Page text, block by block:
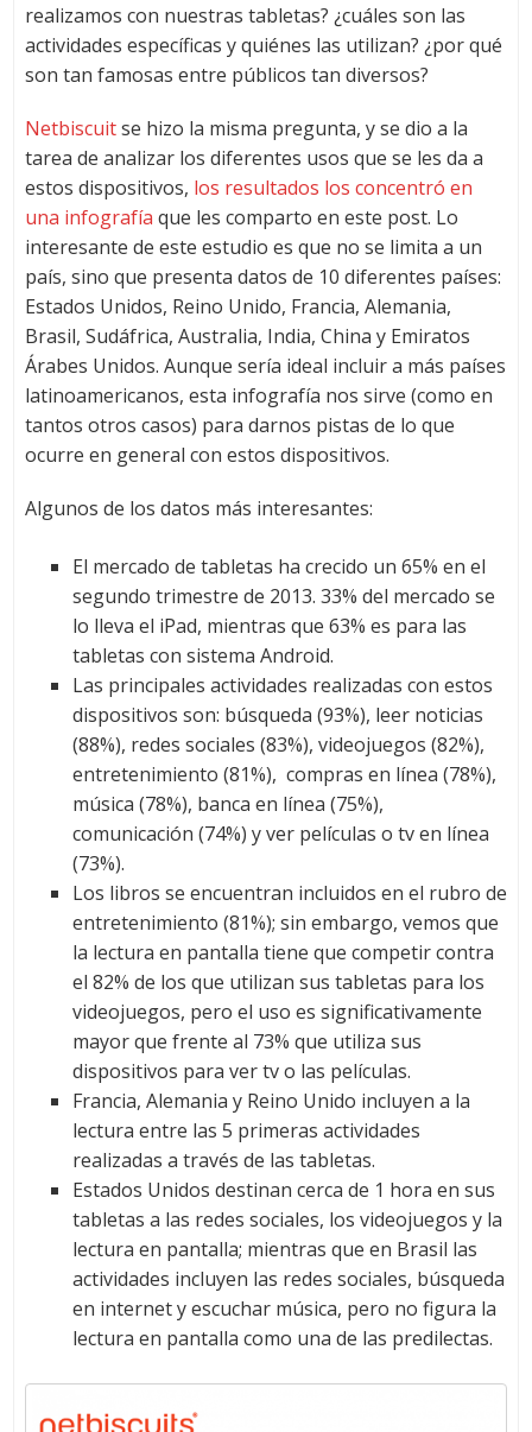
realizamos con nuestras tabletas? ¿cuáles son las
actividades específicas y quiénes las utilizan? ¿por qué
son tan famosas entre públicos tan diversos?
Netbiscuitse hizo la misma pregunta, y se dio a la
tarea de analizar los diferentes usos que se les da a
estos dispositivos, los resultados los concentró en
una infografía que les comparto en este post. Lo
interesante de este estudio es que no se limita a un
país, sino que presenta datos de 10 diferentes países:
Estados Unidos, Reino Unido, Francia, Alemania,
Brasil, Sudáfrica, Australia, India, China y Emiratos
Árabes Unidos. Aunque sería ideal incluir a más países
latinoamericanos, esta infografía nos sirve (como en
tantos otros casos) para darnos pistas de lo que
ocurre en general con estos dispositivos.
Algunos de los datos más interesantes:
El mercado de tabletas ha crecido un 65% en el
segundo trimestre de 2013. 33% del mercado se
lo lleva el iPad, mientras que 63% es para las
tabletas con sistema Android.
Las principales actividades realizadas con estos
dispositivos son: búsqueda (93%), leer noticias
(88%), redes sociales (83%), videojuegos (82%),
entretenimiento (81%), compras en línea (78%),
música (78%), banca en línea (75%),
comunicación (74%) y ver películas o tv en línea
(73%).
Los libros se encuentran incluidos en el rubro de
entretenimiento (81%); sin embargo, vemos que
la lectura en pantalla tiene que competir contra
el 82% de los que utilizan sus tabletas para los
videojuegos, pero el uso es significativamente
mayor que frente al 73% que utiliza sus
dispositivos para ver tv o las películas.
Francia, Alemania y Reino Unido incluyen a la
lectura entre las 5 primeras actividades
realizadas a través de las tabletas.
Estados Unidos destinan cerca de 1 hora en sus
tabletas a las redes sociales, los videojuegos y la
lectura en pantalla; mientras que en Brasil las
actividades incluyen las redes sociales, búsqueda
en internet y escuchar música, pero no figura la
lectura en pantalla como una de las predilectas.